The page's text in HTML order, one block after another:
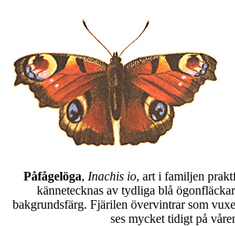
Påfågelöga, Inachis io, art i familjen
kännetecknas av tydliga blå
bakgrundsfärg. Fjärilen övervintrar som
ses mycket tidigt på